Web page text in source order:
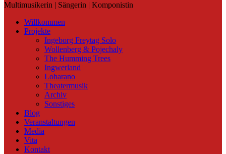
Multimusikerin | Sängerin | Komponistin
Willkommen
Projekte
Ingeborg Freytag Solo
Wollenberg & Pojechaly
The Humming Trees
Ingwerland
Loharano
Theatermusik
Archiv
Sonstiges
Blog
Veranstaltungen
Media
Vita
Kontakt